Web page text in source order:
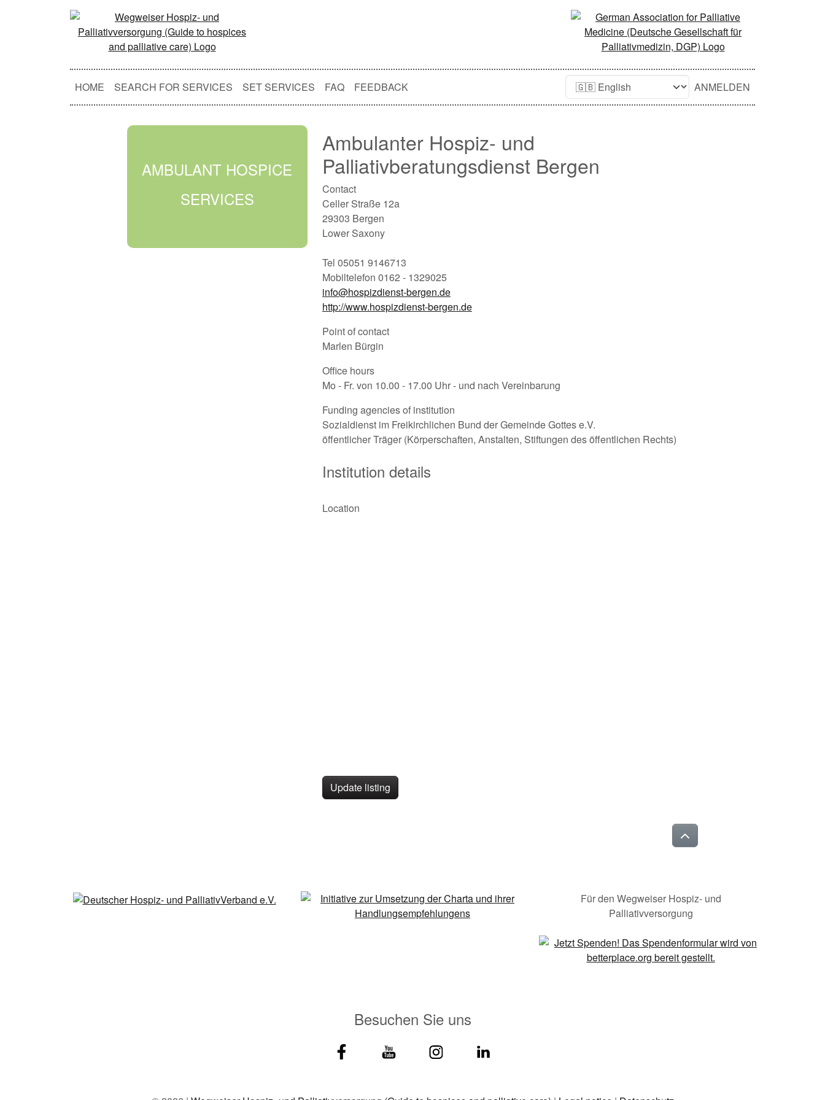
HOME SEARCH FOR SERVICES SET SERVICES FAQ FEEDBACK ANMELDEN
AMBULANT HOSPICE
SERVICES
Ambulanter Hospiz- und
Palliativberatungsdienst Bergen
Contact
Celler Straße 12a
29303 Bergen
Lower Saxony
Tel 05051 9146713
Mobiltelefon 0162 - 1329025
info@hospizdienst-bergen.de
http://www.hospizdienst-bergen.de
Point of contact
Marlen Bürgin
Office hours
Mo - Fr. von 10.00 - 17.00 Uhr - und nach Vereinbarung
Funding agencies of institution
Sozialdienst im Freikirchlichen Bund der Gemeinde Gottes e.V.
öffentlicher Träger (Körperschaften, Anstalten, Stiftungen des öffentlichen Rechts)
Institution details
Location
Update listing
Für den Wegweiser Hospiz- und
Palliativversorgung
Besuchen Sie uns